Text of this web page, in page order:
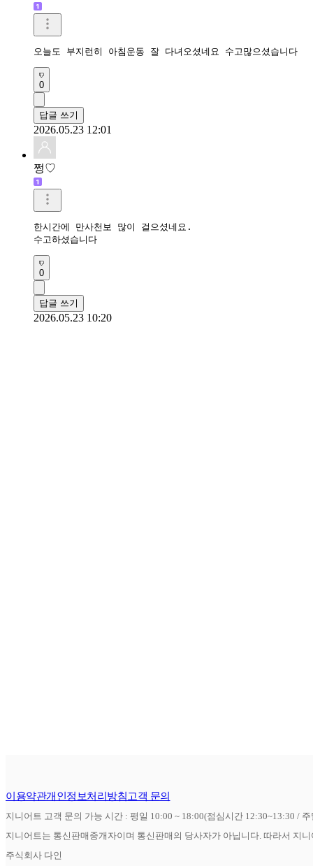
오늘도 부지런히 아침운동 잘 다녀오셨네요 수고많으셨습니다
0
답글 쓰기
2026.05.23 12:01
쩡♡
한시간에 만사천보 많이 걸으셨네요.
수고하셨습니다
0
답글 쓰기
2026.05.23 10:20
이용약관개인정보처리방침고객 문의
지니어트 고객 문의 가능 시간 : 평일 10:00 ~ 18:00(점심시간 12:30~13:30 /
지니어트는 통신판매중개자이며 통신판매의 당사자가 아닙니다. 따라서 지
주식회사 다인